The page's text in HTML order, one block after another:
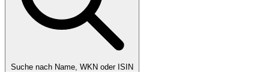
Suche nach Name, WKN oder ISIN